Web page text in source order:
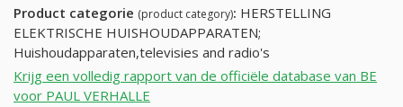
Product categorie (product category): HERSTELLING
ELEKTRISCHE HUISHOUDAPPARATEN;
Huishoudapparaten,televisies and radio's
Krijg een volledig rapport van de officiële database van BE
voor PAUL VERHALLE